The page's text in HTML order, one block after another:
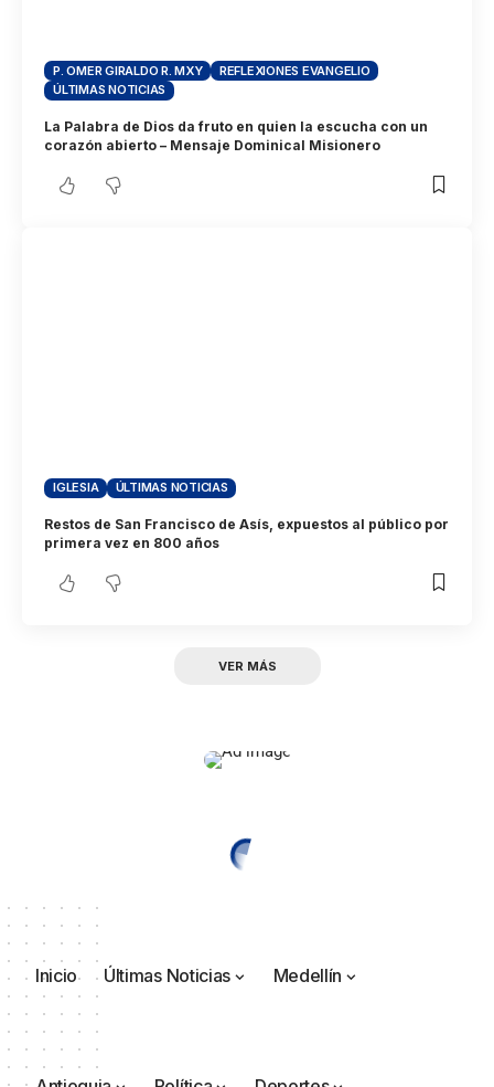
P. OMER GIRALDO R. MXY
REFLEXIONES EVANGELIO
ÚLTIMAS NOTICIAS
La Palabra de Dios da fruto en quien la escucha con un
corazón abierto – Mensaje Dominical Misionero
IGLESIA ÚLTIMAS NOTICIAS
Restos de San Francisco de Asís, expuestos al público por
primera vez en 800 años
VER MÁS
Inicio Últimas Noticias Medellín